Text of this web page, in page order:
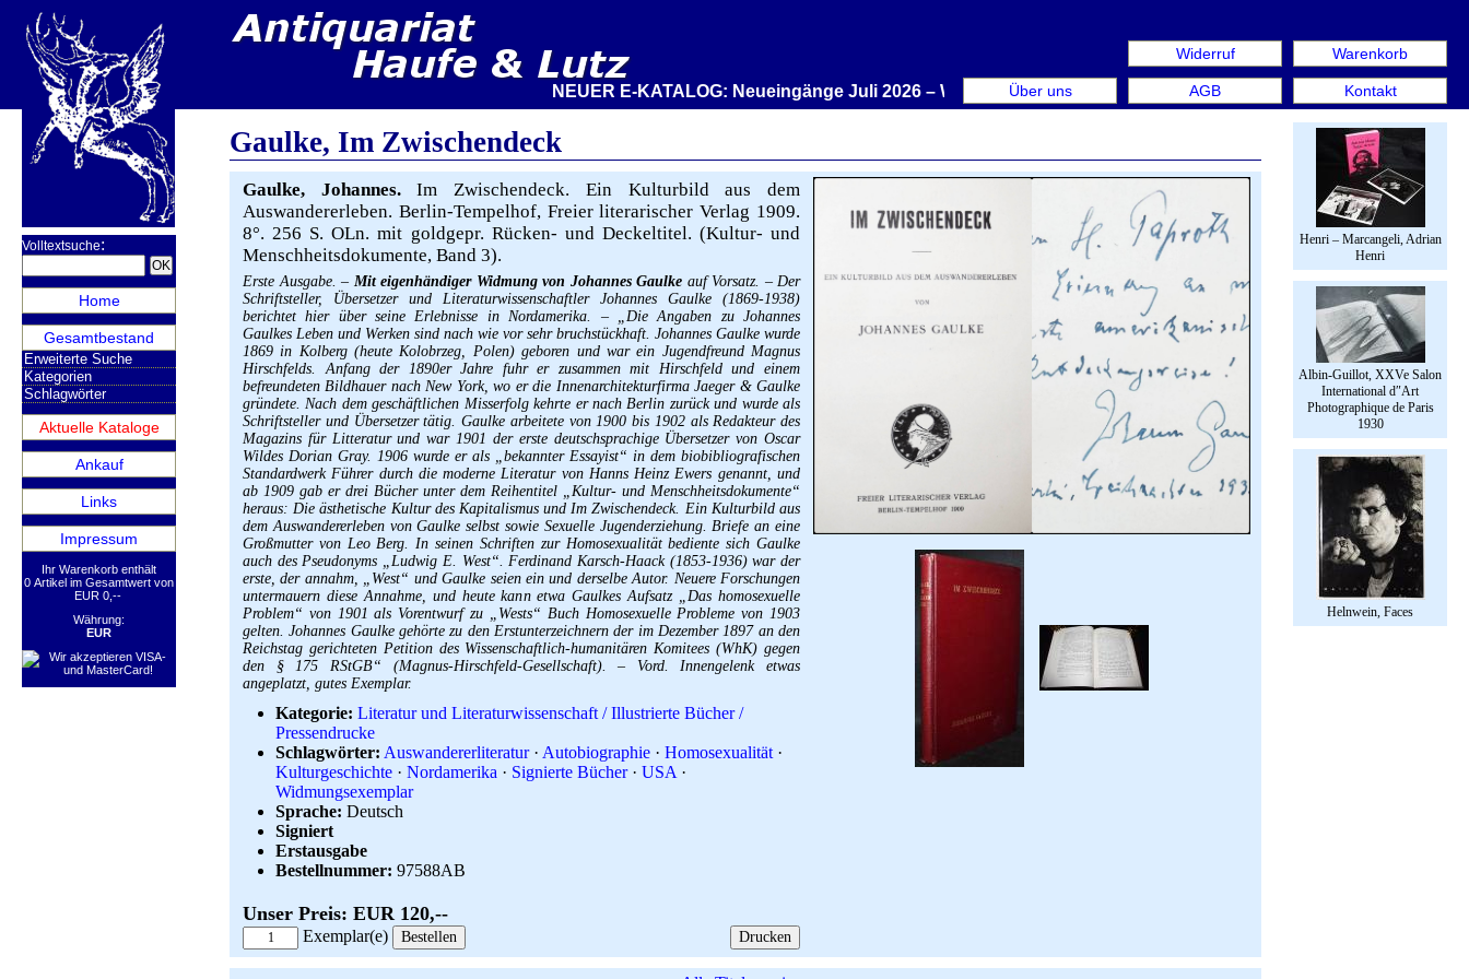
Warenkorb
Kontakt
Widerruf
AGB
Über uns
NEUER E-KATALOG: Neueingänge Juli 2026 – Wir stellen aus: Rare Book Week Berlin. Internationale Messe
Volltextsuche:
Home
Gesamtbestand
Erweiterte Suche
Kategorien
Schlagwörter
Aktuelle Kataloge
Ankauf
Links
Impressum
Ihr Warenkorb enthält
0 Artikel im Gesamtwert von
EUR 0,--
Währung:
EUR
Henri – Marcangeli, Adrian
Henri
Albin-Guillot, XXVe Salon
International d″Art
Photographique de Paris
1930
Helnwein, Faces
Gaulke, Im Zwischendeck
Gaulke, Johannes.Im Zwischendeck. Ein Kulturbild aus dem
Auswandererleben. Berlin-Tempelhof, Freier literarischer Verlag 1909.
8°. 256 S. OLn. mit goldgepr. Rücken- und Deckeltitel. (Kultur- und
Menschheitsdokumente, Band 3).
Erste Ausgabe. – Mit eigenhändiger Widmung von Johannes Gaulke auf Vorsatz. – Der
Schriftsteller, Übersetzer und Literaturwissenschaftler Johannes Gaulke (1869-1938)
berichtet hier über seine Erlebnisse in Nordamerika. – „Die Angaben zu Johannes
Gaulkes Leben und Werken sind nach wie vor sehr bruchstückhaft. Johannes Gaulke wurde
1869 in Kolberg (heute Kolobrzeg, Polen) geboren und war ein Jugendfreund Magnus
Hirschfelds. Anfang der 1890er Jahre fuhr er zusammen mit Hirschfeld und einem
befreundeten Bildhauer nach New York, wo er die Innenarchitekturfirma Jaeger & Gaulke
gründete. Nach dem geschäftlichen Misserfolg kehrte er nach Berlin zurück und wurde als
Schriftsteller und Übersetzer tätig. Gaulke arbeitete von 1900 bis 1902 als Redakteur des
Magazins für Litteratur und war 1901 der erste deutschsprachige Übersetzer von Oscar
Wildes Dorian Gray. 1906 wurde er als „bekannter Essayist“ in dem biobibliografischen
Standardwerk Führer durch die moderne Literatur von Hanns Heinz Ewers genannt, und
ab 1909 gab er drei Bücher unter dem Reihentitel „Kultur- und Menschheitsdokumente“
heraus: Die ästhetische Kultur des Kapitalismus und Im Zwischendeck. Ein Kulturbild aus
dem Auswandererleben von Gaulke selbst sowie Sexuelle Jugenderziehung. Briefe an eine
Großmutter von Leo Berg. In seinen Schriften zur Homosexualität bediente sich Gaulke
auch des Pseudonyms „Ludwig E. West“. Ferdinand Karsch-Haack (1853-1936) war der
erste, der annahm, „West“ und Gaulke seien ein und derselbe Autor. Neuere Forschungen
untermauern diese Annahme, und heute kann etwa Gaulkes Aufsatz „Das homosexuelle
Problem“ von 1901 als Vorentwurf zu „Wests“ Buch Homosexuelle Probleme von 1903
gelten. Johannes Gaulke gehörte zu den Erstunterzeichnern der im Dezember 1897 an den
Reichstag gerichteten Petition des Wissenschaftlich-humanitären Komitees (WhK) gegen
den § 175 RStGB“ (Magnus-Hirschfeld-Gesellschaft). – Vord. Innengelenk etwas
angeplatzt, gutes Exemplar.
Kategorie: Literatur und Literaturwissenschaft / Illustrierte Bücher /
Pressendrucke
Schlagwörter: Auswandererliteratur· Autobiographie · Homosexualität ·
Kulturgeschichte · Nordamerika · Signierte Bücher· USA ·
Widmungsexemplar
Sprache: Deutsch
Signiert
Erstausgabe
Bestellnummer: 97588AB
Unser Preis: EUR 120,--
Exemplar(e)